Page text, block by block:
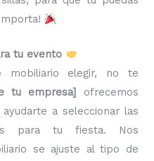
tu evento
elegir, no te
tu empresa]
ofrecemos
a seleccionar las
para tu fiesta. Nos
se ajuste al tipo de